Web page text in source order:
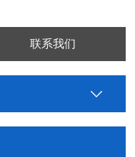
联系我们